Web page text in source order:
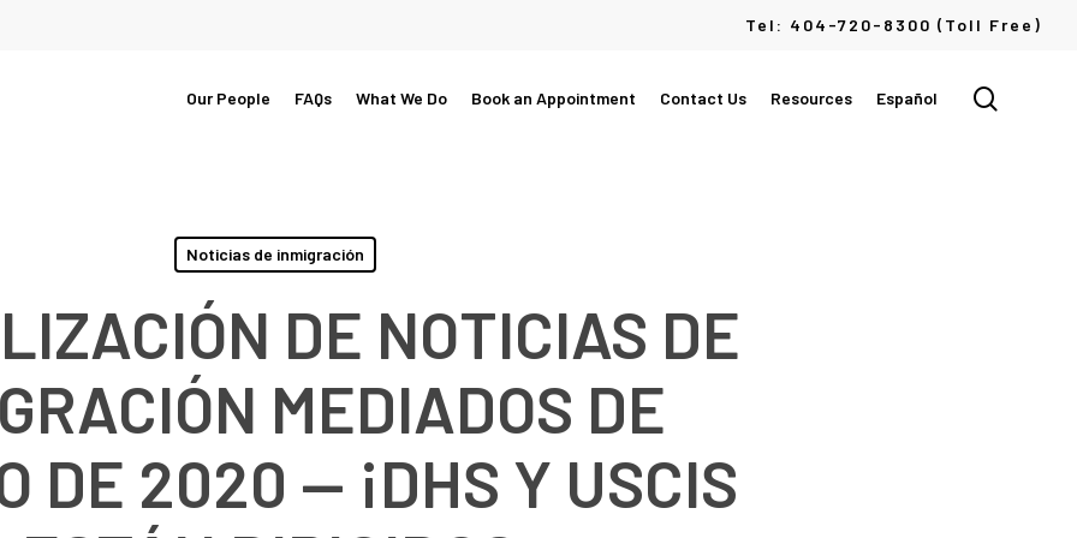
Tel: 404-720-8300 (Toll Free)
Our People FAQs What We Do Book an Appointment Contact Us Resources Español
Noticias de inmigración
DE NOTICIAS DE
MEDIADOS DE
DE 2020 — ¡DHS Y USCIS
Menu